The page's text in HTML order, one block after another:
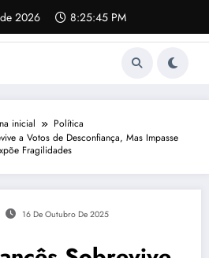
2026 8:25:46 PM
inicial
Política
a Votos de Desconfiança, Mas Impasse
Fragilidades
16 De Outubro De 2025